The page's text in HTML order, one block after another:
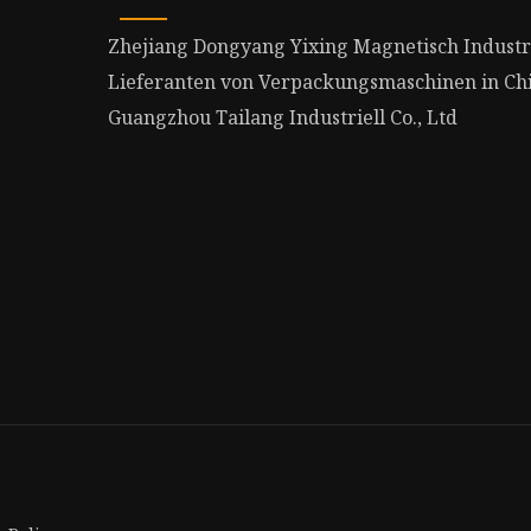
Zhejiang Dongyang Yixing Magnetisch
Lieferanten von Verpackungsmaschinen in
Guangzhou Tailang Industriell Co., Ltd